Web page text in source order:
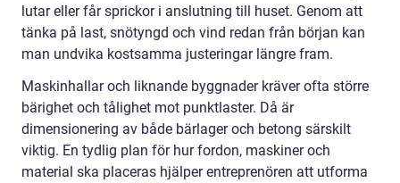
lutar eller får sprickor i anslutning till huset. Genom att
tänka på last, snötyngd och vind redan från början kan
man undvika kostsamma justeringar längre fram.
Maskinhallar och liknande byggnader kräver ofta större
bärighet och tålighet mot punktlaster. Då är
dimensionering av både bärlager och betong särskilt
viktig. En tydlig plan för hur fordon, maskiner och
material ska placeras hjälper entreprenören att utforma